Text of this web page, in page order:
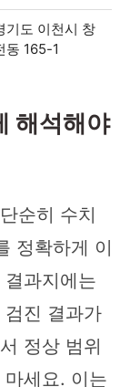
기도 이천시 창
동 165-1
해석해야
순히 수치
정확하게 이
과지에는
진 결과가
정상 범위
세요. 이는